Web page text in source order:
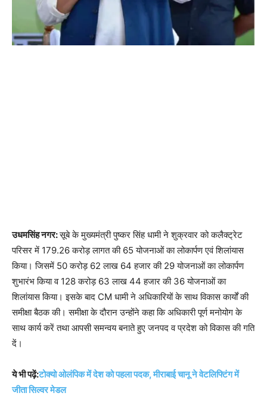
उधमसिंह नगर:सूबे के मुख्यमंत्री पुष्कर सिंह धामी ने शुक्रवार को कलैक्ट्रेट
परिसर में 179.26 करोड़ लागत की 65 योजनाओं का लोकार्पण एवं शिलांयास
किया। जिसमें 50 करोड़ 62 लाख 64 हजार की 29 योजनाओं का लोकार्पण
शुभारंभ किया व 128 करोड़ 63 लाख 44 हजार की 36 योजनाओं का
शिलांयास किया। इसके बाद CM धामी ने अधिकारियों के साथ विकास कार्यों की
समीक्षा बैठक की। समीक्षा के दौरान उन्होंने कहा कि अधिकारी पूर्ण मनोयोग के
साथ कार्य करें तथा आपसी समन्वय बनाते हुए जनपद व प्रदेश को विकास की गति
दें।
ये भी पढ़ें:टोक्यो ओलंपिक में देश को पहला पदक, मीराबाई चानू ने वेटलिफ्टिंग में
जीता सिल्वर मे​डल